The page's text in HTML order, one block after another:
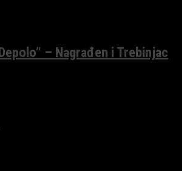
– Nagrađen i Trebinjac